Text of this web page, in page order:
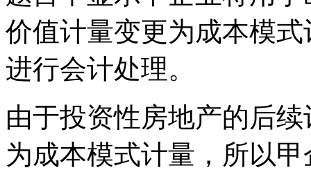
价值计量变更为成本模
进行会计处理。
由于投资性房地产的后
为成本模式计量，所以